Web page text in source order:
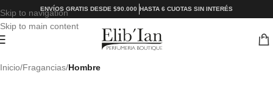
Skip to navigation
Skip to main content
ENVÍOS GRATIS DESDE $90.000 HASTA 6 CUOTAS SIN INTERÉS
Inicio Fragancias Hombre